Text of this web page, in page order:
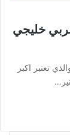
خليجي
تعتبر اكبر